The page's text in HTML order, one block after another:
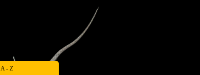
A - Z